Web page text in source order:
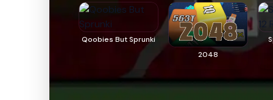
Qoobies But Sprunki
2048